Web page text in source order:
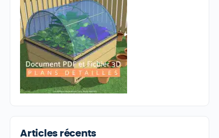
Articles récents